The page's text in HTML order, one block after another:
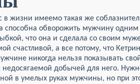
в жизни имеемо такая же
способна обворожить мужчину одним
что она и сделала со своим
счастливой, а все потому, что
никогда нельзя показывать
добычей для него.
в умелых руках мужчины, но при